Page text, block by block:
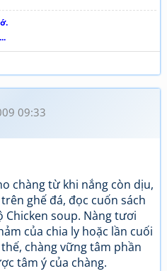
09:33
chàng từ khi nắng còn dịu,
ghế đá, đọc cuốn sách
Chicken soup. Nàng tươi
của chia ly hoặc lần cuối
chàng vững tâm phần
tâm ý của chàng.